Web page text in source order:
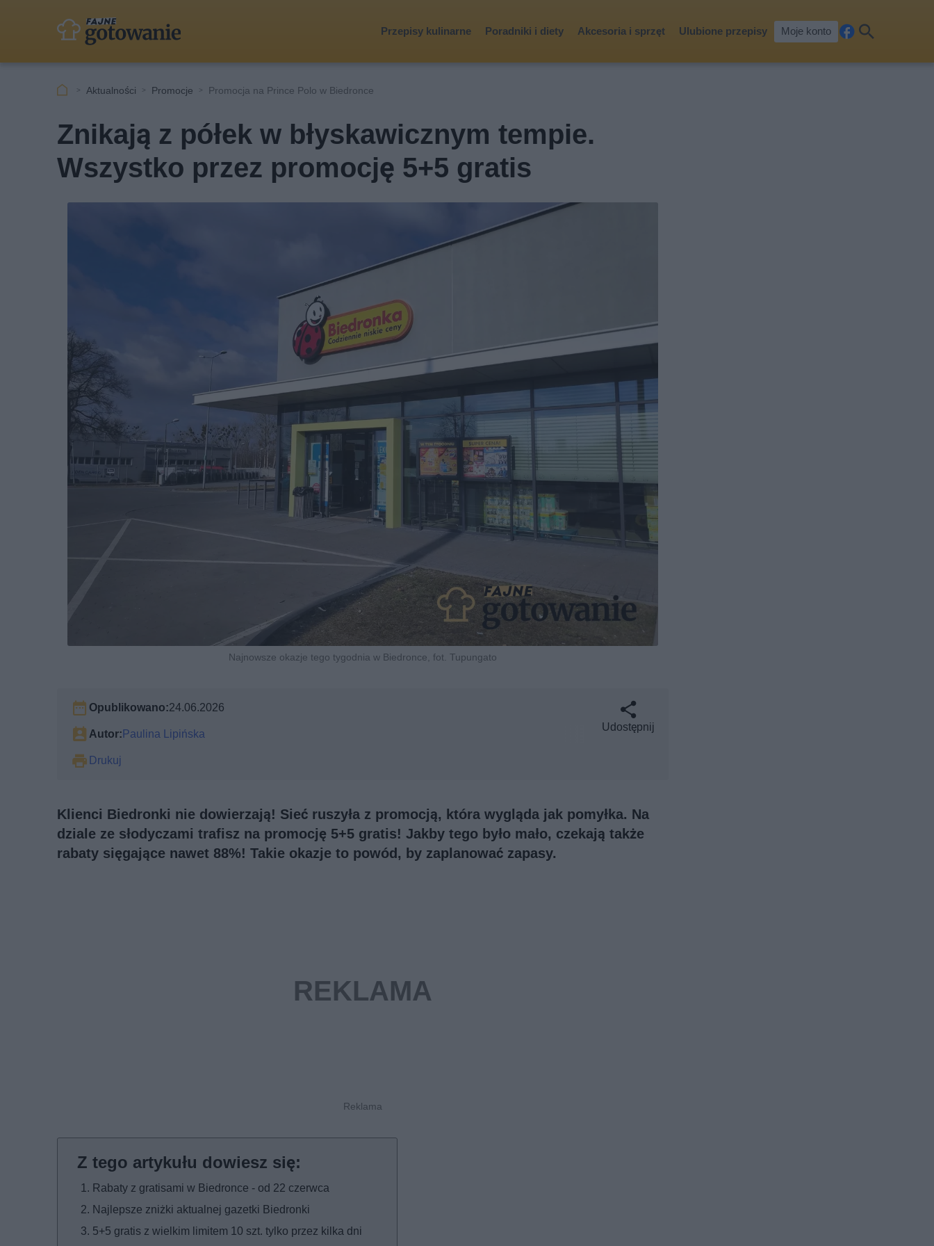
Przepisy kulinarne Poradniki i diety Akcesoria i sprzęt Ulubione przepisy Moje konto
cebkaj
Aktualności Promocje Promocja na Prince Polo w Biedronce
Znikają z półek w błyskawicznym tempie.
Wszystko przez promocję 5+5 gratis
Najnowsze okazje tego tygodnia w Biedronce, fot. Tupungato
Opublikowano:24.06.2026
Autor:Paulina Lipińska
Drukuj
Udostępnij
Klienci Biedronki nie dowierzają! Sieć ruszyła z promocją, która wygląda jak pomyłka. Na
dziale ze słodyczami trafisz na promocję 5+5 gratis! Jakby tego było mało, czekają także
rabaty sięgające nawet 88%! Takie okazje to powód, by zaplanować zapasy.
Rabaty z gratisami w Biedronce - od 22 czerwca
Najlepsze zniżki aktualnej gazetki Biedronki
5+5 gratis z wielkim limitem 10 szt. tylko przez kilka dni